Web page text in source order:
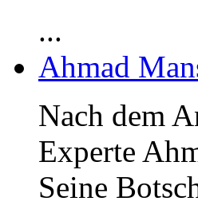
...
Ahmad
Nach dem
Experte
Seine